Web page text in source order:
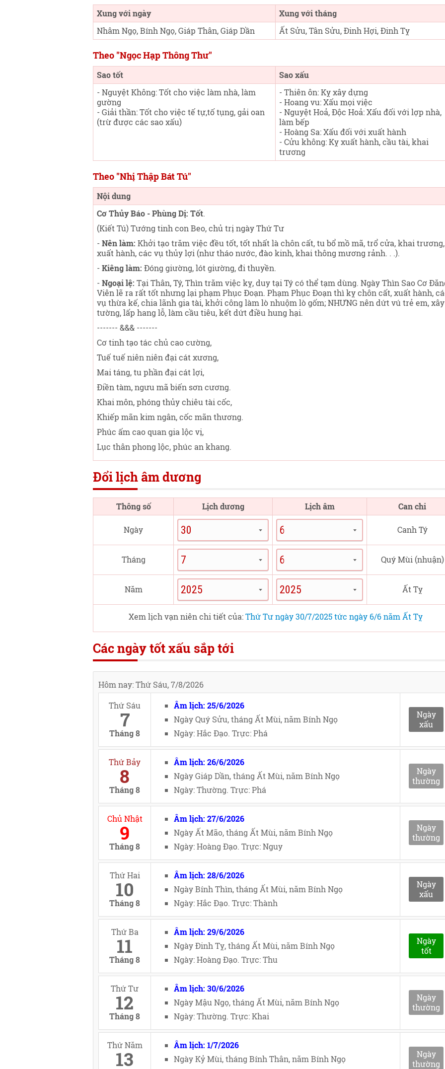
Xung với ngày
Xung với tháng
Nhâm Ngọ, Bính Ngọ, Giáp Thân, Giáp Dần
Ất Sửu, Tân Sửu, Đinh Hợi, Đinh Tỵ
Theo "Ngọc Hạp Thông Thư"
Sao tốt
Sao xấu
- Nguyệt Không: Tốt cho việc làm nhà, làm
gường
- Giải thần: Tốt cho việc tế tự,tố tụng, gải oan
(trừ được các sao xấu)
- Thiên ôn: Kỵ xây dựng
- Hoang vu: Xấu mọi việc
- Nguyệt Hoả, Độc Hoả: Xấu đối với lợp nhà,
làm bếp
- Hoàng Sa: Xấu đối với xuất hành
- Cửu không: Kỵ xuất hành, cầu tài, khai
trương
Theo "Nhị Thập Bát Tú"
Nội dung
Cơ Thủy Báo - Phùng Dị: Tốt.
(Kiết Tú) Tướng tinh con Beo, chủ trị ngày Thứ Tư
- Nên làm: Khởi tạo trăm việc đều tốt, tốt nhất là chôn cất, tu bổ mồ mã, trổ cửa, khai trương,
xuất hành, các vụ thủy lợi (như tháo nước, đào kinh, khai thông mương rảnh. . .).
- Kiêng làm: Đóng giường, lót giường, đi thuyền.
- Ngoại lệ: Tại Thân, Tý, Thìn trăm việc kỵ, duy tại Tý có thể tạm dùng. Ngày Thìn Sao Cơ
Viên lẽ ra rất tốt nhưng lại phạm Phục Đoạn. Phạm Phục Đoạn thì kỵ chôn cất, xuất hành,
vụ thừa kế, chia lãnh gia tài, khởi công làm lò nhuộm lò gốm; NHƯNG nên dứt vú trẻ em, xây
tường, lấp hang lỗ, làm cầu tiêu, kết dứt điều hung hại.
------- &&& -------
Cơ tinh tạo tác chủ cao cường,
Tuế tuế niên niên đại cát xương,
Mai táng, tu phần đại cát lợi,
Điền tàm, ngưu mã biến sơn cương.
Khai môn, phóng thủy chiêu tài cốc,
Khiếp mãn kim ngân, cốc mãn thương.
Phúc ấm cao quan gia lộc vị,
Lục thân phong lộc, phúc an khang.
Đổi lịch âm dương
Thông số Lịch dương Lịch âm Can chi
Ngày Canh Tý
Tháng Quý Mùi (nhuận)
Năm Ất Tỵ
Xem lịch vạn niên chi tiết của:Thứ Tư ngày 30/7/2025 tức ngày 6/6 năm Ất Tỵ
Các ngày tốt xấu sắp tới
Hôm nay: Thứ Sáu, 7/8/2026
Thứ Sáu
7
Tháng 8
Âm lịch: 25/6/2026
Ngày Quý Sửu, tháng Ất Mùi, năm Bính Ngọ
Ngày: Hắc Đạo. Trực: Phá
Ngày
xấu
Thứ Bảy
8
Tháng 8
Âm lịch: 26/6/2026
Ngày Giáp Dần, tháng Ất Mùi, năm Bính Ngọ
Ngày: Thường. Trực: Phá
Ngày
thường
Chủ Nhật
9
Tháng 8
Âm lịch: 27/6/2026
Ngày Ất Mão, tháng Ất Mùi, năm Bính Ngọ
Ngày: Hoàng Đạo. Trực: Nguy
Ngày
thường
Thứ Hai
10
Tháng 8
Âm lịch: 28/6/2026
Ngày Bính Thìn, tháng Ất Mùi, năm Bính Ngọ
Ngày: Hắc Đạo. Trực: Thành
Ngày
xấu
Thứ Ba
11
Tháng 8
Âm lịch: 29/6/2026
Ngày Đinh Tỵ, tháng Ất Mùi, năm Bính Ngọ
Ngày: Hoàng Đạo. Trực: Thu
Ngày
tốt
Thứ Tư
12
Tháng 8
Âm lịch: 30/6/2026
Ngày Mậu Ngọ, tháng Ất Mùi, năm Bính Ngọ
Ngày: Thường. Trực: Khai
Ngày
thường
Thứ Năm
13
Âm lịch: 1/7/2026
Ngày Kỷ Mùi, tháng Bính Thân, năm Bính Ngọ
Ngày
thường